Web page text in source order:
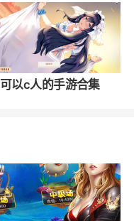
可以c人的手游合集